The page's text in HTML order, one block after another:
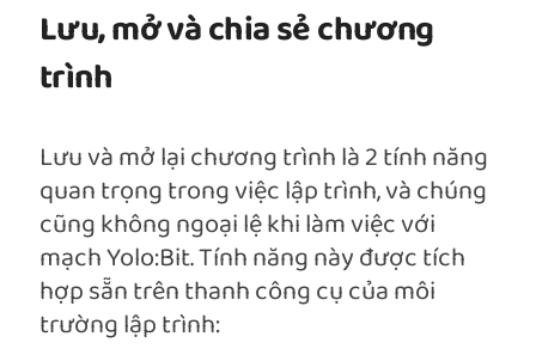
Lưu, mở và chia sẻ chương
trình
Lưu và mở lại chương trình là 2 tính năng
quan trọng trong việc lập trình, và chúng
cũng không ngoại lệ khi làm việc với
mạch Yolo:Bit. Tính năng này được tích
hợp sẵn trên thanh công cụ của môi
trường lập trình: